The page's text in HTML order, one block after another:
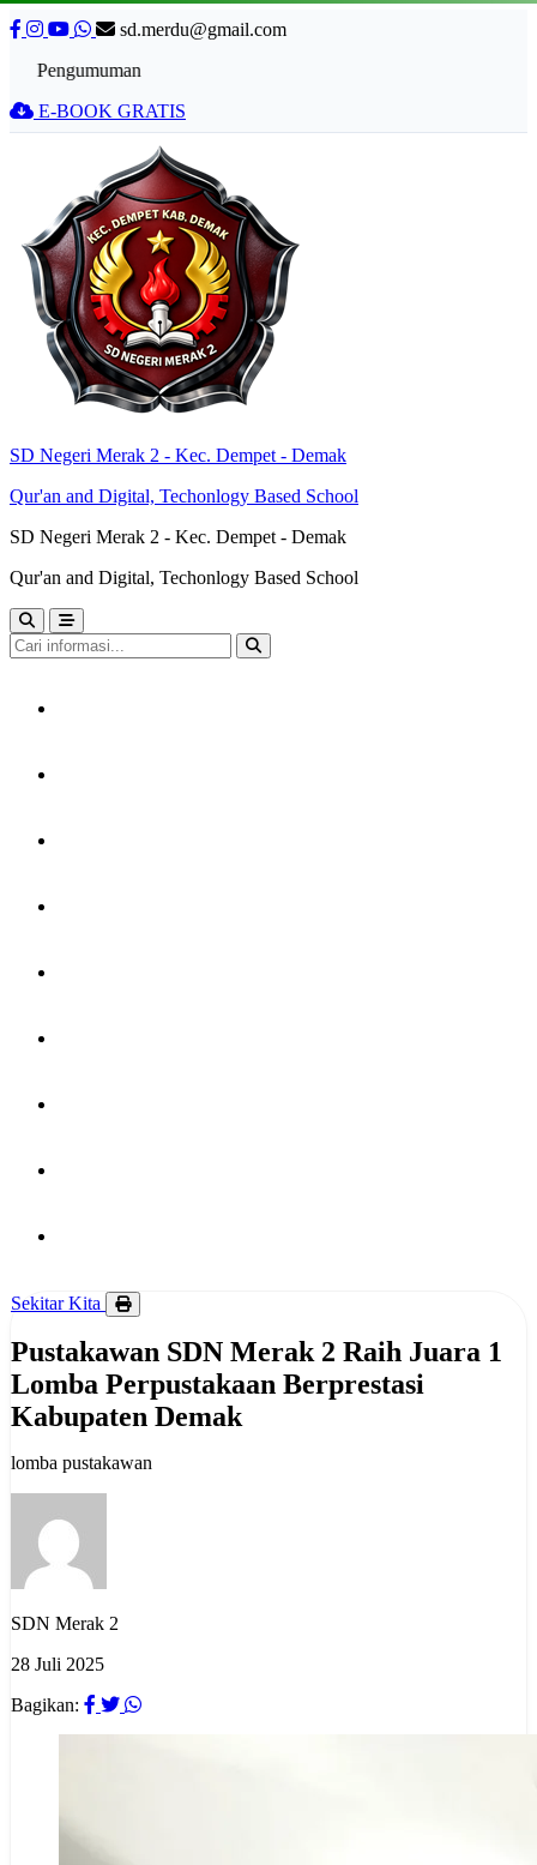
sd.merdu@gmail.com
Pengumuman
E-BOOK GRATIS
SD Negeri Merak 2 - Kec. Dempet - Demak
Qur'an and Digital, Techonlogy Based School
SD Negeri Merak 2 - Kec. Dempet - Demak
Qur'an and Digital, Techonlogy Based School
Sekitar Kita
Pustakawan SDN Merak 2 Raih Juara 1
Lomba Perpustakaan Berprestasi
Kabupaten Demak
lomba pustakawan
SDN Merak 2
28 Juli 2025
Bagikan: